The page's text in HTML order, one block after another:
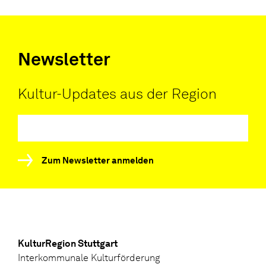
Newsletter
Kultur-Updates aus der Region
Zum Newsletter anmelden
KulturRegion Stuttgart
Interkommunale Kulturförderung